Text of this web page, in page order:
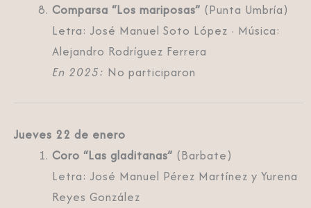
Comparsa “Los mariposas” (Punta Umbría)
Letra: José Manuel Soto López · Música:
Alejandro Rodríguez Ferrera
En 2025: No participaron
Jueves 22 de enero
Coro “Las gladitanas” (Barbate)
Letra: José Manuel Pérez Martínez y Yurena
Reyes González